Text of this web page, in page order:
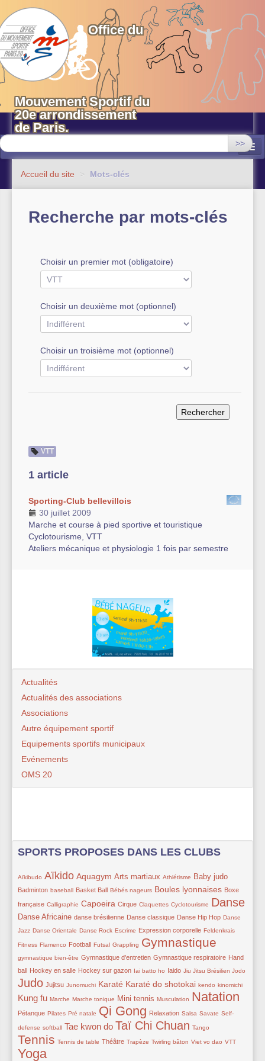
OMS 20 Paris
Office du
Mouvement Sportif du
20e arrondissement
de Paris.
>>
Equipements sportifs municipaux
OMS 20
Actualités
Autre équipement sportif
Actualités des associations
Accueil du site > Mots-clés
Recherche par mots-clés
Choisir un premier mot (obligatoire)
Choisir un deuxième mot (optionnel)
Choisir un troisième mot (optionnel)
VTT
1 article
Sporting-Club bellevillois
30 juillet 2009
Marche et course à pied sportive et touristique
Cyclotourisme, VTT
Ateliers mécanique et physiologie 1 fois par semestre
Actualités
Actualités des associations
Associations
Autre équipement sportif
Equipements sportifs municipaux
Evénements
OMS 20
SPORTS PROPOSES DANS LES CLUBS
14/361
Aïkibudo
271/361Aïkido
175/361 Aquagym
147/361 Arts martiaux
41/361 Athlétisme
157/361 Baby judo
114/361
Badminton
55/361 baseball
119/361 Basket Ball
56/361 Bébés nageurs
163/361 Boules lyonnaises
83/361
Boxe
française
51/361 Calligraphie
172/361 Capoeira
111/361 Cirque
52/361 Claquettes
52/361 Cyclotourisme
302/361 Danse
130/361
Danse Africaine
78/361 danse brésilienne
85/361 Danse classique
108/361 Danse Hip Hop
52/361
Danse
Jazz
52/361Danse Orientale
52/361 Danse Rock
51/361 Escrime
85/361 Expression corporelle
31/361 Feldenkrais
20/361
Fitness
52/361Flamenco
119/361 Football
59/361 Futsal
49/361 Grappling
330/361 Gymnastique
71/361
gymnastique bien-être
85/361 Gymnastique d’entretien
105/361 Gymnastique respiratoire
111/361
Hand
ball
100/361
Hockey en salle
100/361 Hockey sur gazon
30/361 Iai batto ho
95/361 Iaido
49/361 Jiu Jitsu Brésilien
11/361 Jodo
310/361
Judo
94/361 Jujitsu
51/361 Junomuchi
192/361 Karaté
166/361 Karaté do shotokai
51/361 kendo
51/361 kinomichi
205/361
Kung fu
52/361 Marche
71/361 Marche tonique
156/361 Mini tennis
33/361 Musculation
351/361 Natation
89/361
Pétanque
53/361 Pilates
56/361 Pré natale
361/361 Qi Gong
95/361 Relaxation
52/361 Salsa
31/361 Savate
54/361 Self-
defense
55/361softball
213/361 Tae kwon do
290/361 Taï Chi Chuan
52/361 Tango
335/361
Tennis
49/361 Tennis de table
85/361 Théâtre
20/361 Trapèze
73/361 Twirling bâton
44/361 Viet vo dao
52/361 VTT
360/361
Yoga